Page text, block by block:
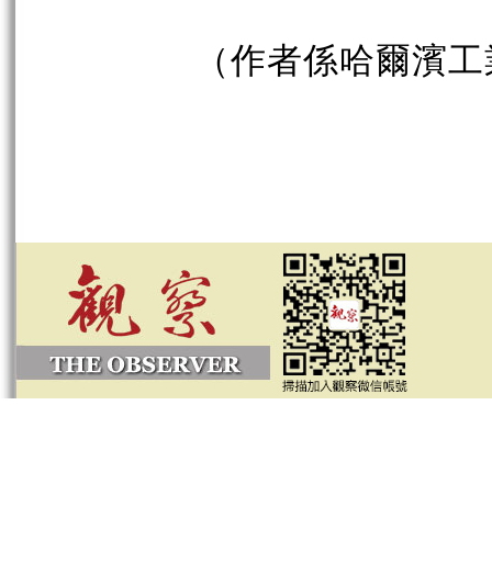
（作者係哈爾濱